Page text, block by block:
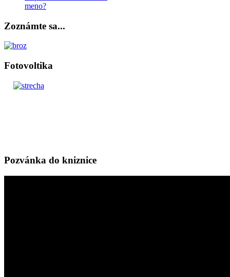
meno?
Zoznámte sa...
Fotovoltika
Pozvánka do kniznice